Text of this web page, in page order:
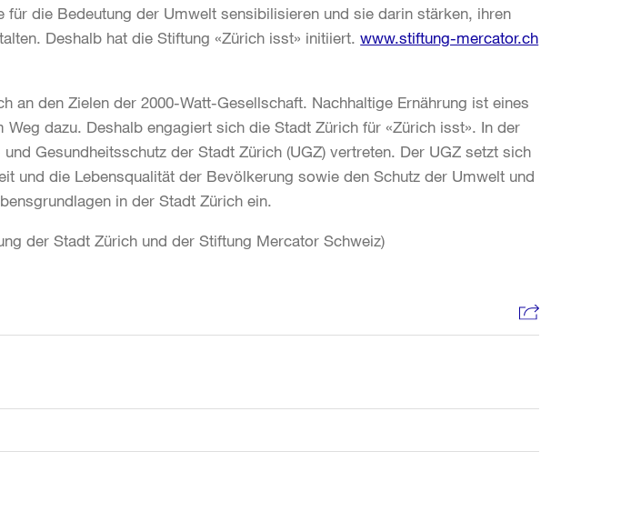
für die Bedeutung der Umwelt sensibilisieren und sie darin stärken, ihren
Deshalb hat die Stiftung «Zürich isst» initiiert.www.stiftung-mercator.ch
an den Zielen der 2000-Watt-Gesellschaft. Nachhaltige Ernährung ist eines
Weg dazu. Deshalb engagiert sich die Stadt Zürich für «Zürich isst». In der
Gesundheitsschutz der Stadt Zürich (UGZ) vertreten. Der UGZ setzt sich
und die Lebensqualität der Bevölkerung sowie den Schutz der Umwelt und
in der Stadt Zürich ein.
der Stadt Zürich und der Stiftung Mercator Schweiz)